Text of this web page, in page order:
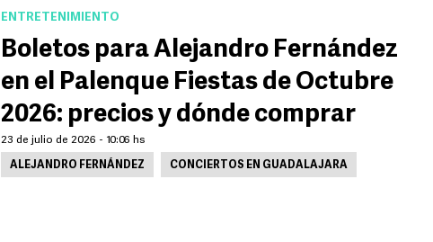
ENTRETENIMIENTO
Boletos para Alejandro Fernández
en el Palenque Fiestas de Octubre
2026: precios y dónde comprar
23 de julio de 2026 - 10:06 hs
ALEJANDRO FERNÁNDEZ CONCIERTOS EN GUADALAJARA